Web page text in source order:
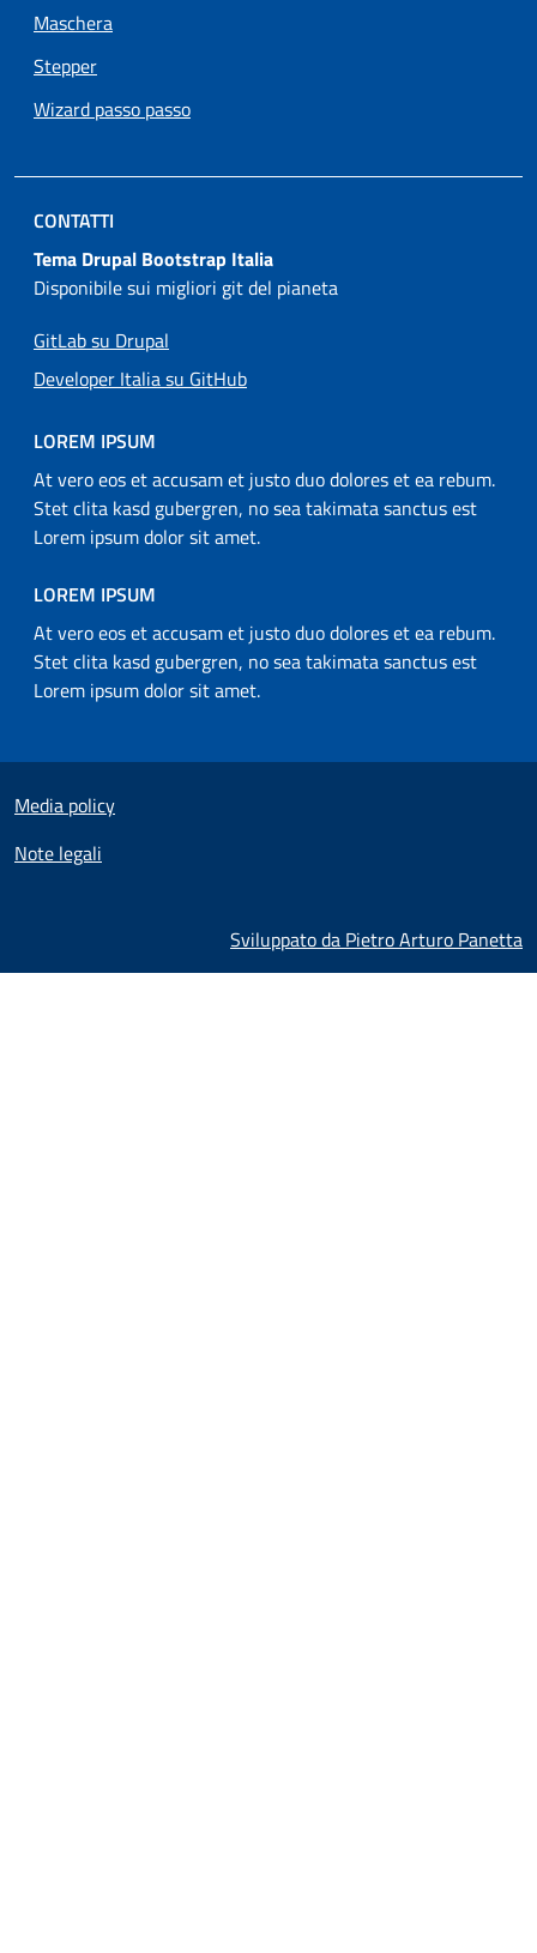
Maschera
Stepper
Wizard passo passo
CONTATTI
Tema Drupal Bootstrap Italia
Disponibile sui migliori git del pianeta
GitLab su Drupal
Developer Italia su GitHub
LOREM IPSUM
At vero eos et accusam et justo duo dolores et ea rebum.
Stet clita kasd gubergren, no sea takimata sanctus est
Lorem ipsum dolor sit amet.
LOREM IPSUM
At vero eos et accusam et justo duo dolores et ea rebum.
Stet clita kasd gubergren, no sea takimata sanctus est
Lorem ipsum dolor sit amet.
Small prints
Useful links section
Media policy
Note legali
Sviluppato da Pietro Arturo Panetta